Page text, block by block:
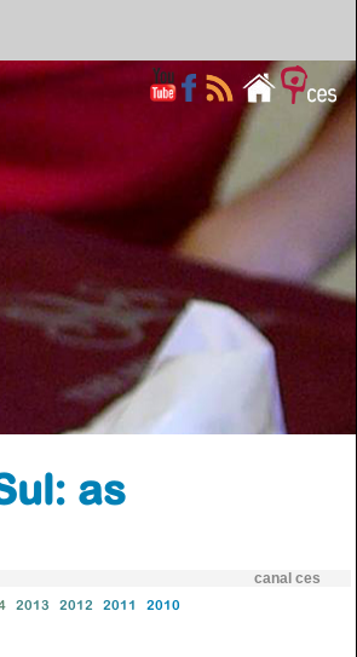
as
canal ces
2013 2012 2011 2010